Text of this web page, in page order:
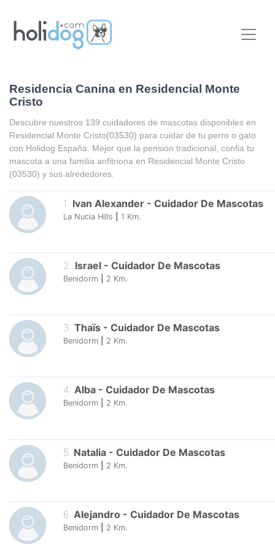
Residencia Canina en Residencial Monte
Cristo
Descubre nuestros 139 cuidadores de mascotas disponibles en
Residencial Monte Cristo(03530) para cuidar de tu perro o gato
con Holidog España. Mejor que la pensión tradicional, confia tu
mascota a una familia anfitriona en Residencial Monte Cristo
(03530) y sus alrededores.
1 Ivan Alexander - Cuidador De Mascotas
La Nucia Hills 1 Km.
2. Israel - Cuidador De Mascotas
Benidorm 2 Km.
3. Thaïs - Cuidador De Mascotas
Benidorm 2 Km.
4. Alba - Cuidador De Mascotas
Benidorm 2 Km.
5 Natalia - Cuidador De Mascotas
Benidorm 2 Km.
6 Alejandro - Cuidador De Mascotas
Benidorm 2 Km.